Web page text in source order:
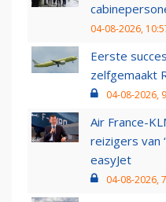
04-08-2026,
Eerste
zelfgemaakt
04-08-2026,
Air France-
reizigers van
easyJet
04-08-2026,